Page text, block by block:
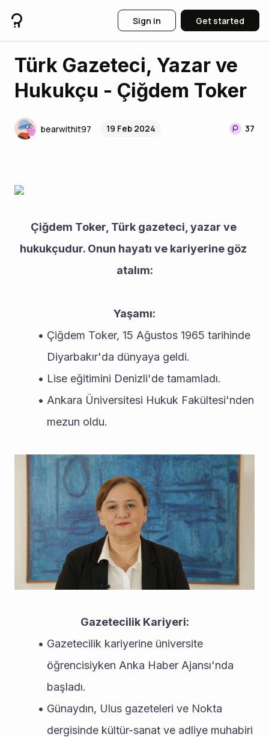
Sign in Get started
Türk Gazeteci, Yazar ve
Hukukçu - Çiğdem Toker
bearwithit97 19 Feb 2024 37
Çiğdem Toker, Türk gazeteci, yazar ve
hukukçudur. Onun hayatı ve kariyerine göz
atalım:
Yaşamı:
Çiğdem Toker, 15 Ağustos 1965 tarihinde
Diyarbakır'da dünyaya geldi.
Lise eğitimini Denizli'de tamamladı.
Ankara Üniversitesi Hukuk Fakültesi'nden
mezun oldu.
Gazetecilik Kariyeri:
Gazetecilik kariyerine üniversite
öğrencisiyken Anka Haber Ajansı'nda
başladı.
Günaydın, Ulus gazeteleri ve Nokta
dergisinde kültür-sanat ve adliye muhabiri